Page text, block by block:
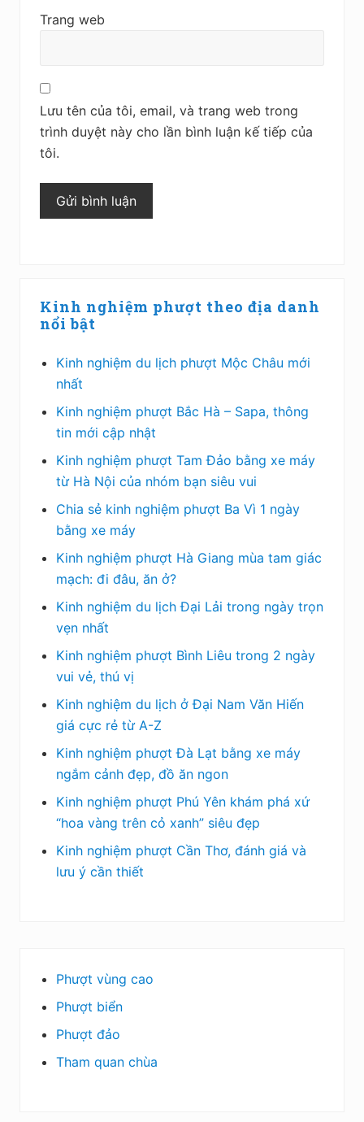
Trang web
Lưu tên của tôi, email, và trang web trong
trình duyệt này cho lần bình luận kế tiếp của
tôi.
Sidebar
chính
Kinh nghiệm phượt theo địa danh
nổi bật
Kinh nghiệm du lịch phượt Mộc Châu mới
nhất
Kinh nghiệm phượt Bắc Hà – Sapa, thông
tin mới cập nhật
Kinh nghiệm phượt Tam Đảo bằng xe máy
từ Hà Nội của nhóm bạn siêu vui
Chia sẻ kinh nghiệm phượt Ba Vì 1 ngày
bằng xe máy
Kinh nghiệm phượt Hà Giang mùa tam giác
mạch: đi đâu, ăn ở?
Kinh nghiệm du lịch Đại Lải trong ngày trọn
vẹn nhất
Kinh nghiệm phượt Bình Liêu trong 2 ngày
vui vẻ, thú vị
Kinh nghiệm du lịch ở Đại Nam Văn Hiến
giá cực rẻ từ A-Z
Kinh nghiệm phượt Đà Lạt bằng xe máy
ngắm cảnh đẹp, đồ ăn ngon
Kinh nghiệm phượt Phú Yên khám phá xứ
“hoa vàng trên cỏ xanh” siêu đẹp
Kinh nghiệm phượt Cần Thơ, đánh giá và
lưu ý cần thiết
Phượt vùng cao
Phượt biển
Phượt đảo
Tham quan chùa